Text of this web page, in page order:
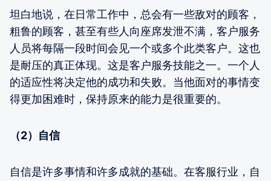
坦白地说，在日常工作中，总会有一些敌对的顾客，
粗鲁的顾客，甚至有些人向座席发泄不满，客户服务
人员将每隔一段时间会见一个或多个此类客户。这也
是耐压的真正体现。这是客户服务技能之一。一个人
的适应性将决定他的成功和失败。当他面对的事情变
得更加困难时，保持原来的能力是很重要的。
（2）自信
自信是许多事情和许多成就的基础。在客服行业，自